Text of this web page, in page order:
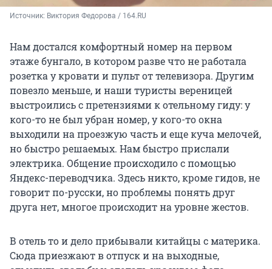
Источник: Виктория Федорова / 164.RU
Нам достался комфортный номер на первом
этаже бунгало, в котором разве что не работала
розетка у кровати и пульт от телевизора. Другим
повезло меньше, и наши туристы вереницей
выстроились с претензиями к отельному гиду: у
кого-то не был убран номер, у кого-то окна
выходили на проезжую часть и еще куча мелочей,
но быстро решаемых. Нам быстро прислали
электрика. Общение происходило с помощью
Яндекс-переводчика. Здесь никто, кроме гидов, не
говорит по-русски, но проблемы понять друг
друга нет, многое происходит на уровне жестов.
В отель то и дело прибывали китайцы с материка.
Сюда приезжают в отпуск и на выходные,